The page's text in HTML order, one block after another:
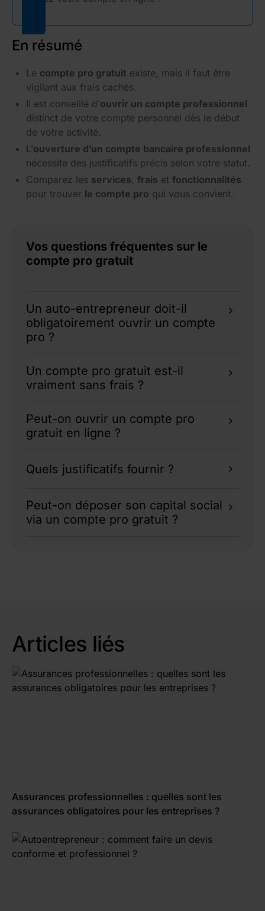
En résumé
Le compte pro gratuit existe, mais il faut être
vigilant aux frais cachés.
Il est conseillé d’ouvrir un compte professionnel
distinct de votre compte personnel dès le début
de votre activité.
L’ouverture d’un compte bancaire professionnel
nécessite des justificatifs précis selon votre statut.
Comparez les services, frais et fonctionnalités
pour trouver le compte pro qui vous convient.
Vos questions fréquentes sur le
compte pro gratuit
Un auto-entrepreneur doit-il
obligatoirement ouvrir un compte
pro ?
d’affaires pendant deux années consécutives.
Mais uncompte dédiéest toujours
Un compte pro gratuit est-il
vraiment sans frais ?
sur des services spécifiques. Vérifiez les
conditions.
Peut-on ouvrir un compte pro
gratuit en ligne ?
d’ouvrir un compte professionnel
rapidement
Quels justificatifs fournir ?
de l’entreprise, extrait Kbis, selon votre
situation.
Peut-on déposer son capital social
via un compte pro gratuit ?
Articles liés
Assurances professionnelles : quelles sont les
assurances obligatoires pour les entreprises ?